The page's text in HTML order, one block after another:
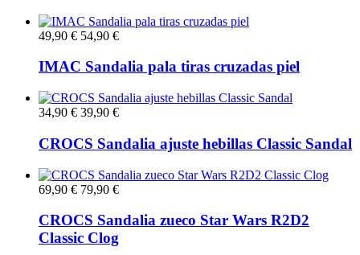
49,90 € 54,90 €
IMAC Sandalia pala tiras cruzadas piel
34,90 € 39,90 €
CROCS Sandalia ajuste hebillas Classic Sandal
69,90 € 79,90 €
CROCS Sandalia zueco Star Wars R2D2
Classic Clog